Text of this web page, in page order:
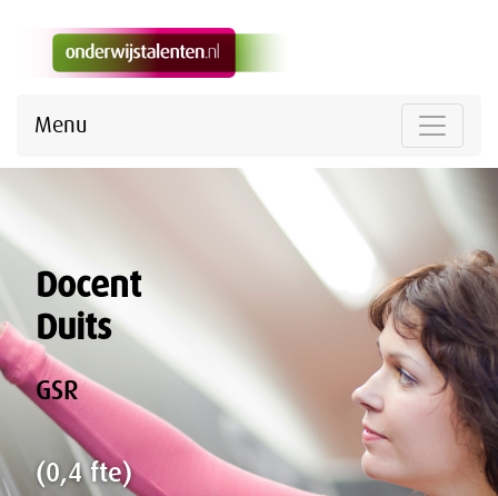
Menu
Docent
Duits
GSR
(0,4 fte)